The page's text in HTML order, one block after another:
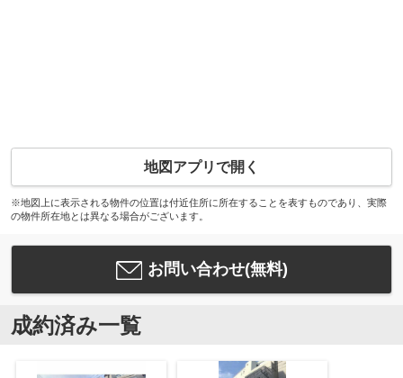
地図アプリで開く
※地図上に表示される物件の位置は付近住所に所在することを表すものであり、実際
の物件所在地とは異なる場合がございます。
お問い合わせ(無料)
成約済み一覧